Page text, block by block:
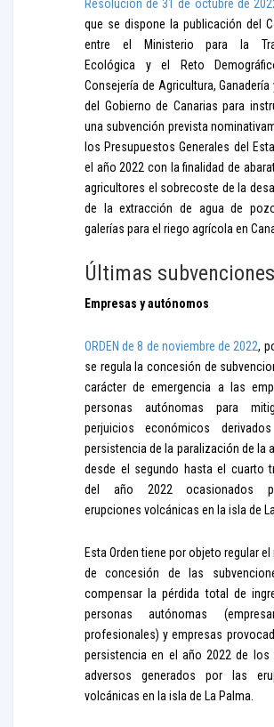
Resolución de 31 de octubre de
que se dispone la publicación del
entre el Ministerio para la
Ecológica y el Reto
Consejería de Agricultura, Ganadería
del Gobierno de Canarias para
una subvención prevista
los Presupuestos Generales del
el año 2022 con la finalidad de
agricultores el sobrecoste de la
de la extracción de agua de
galerías para el riego agrícola en
Últimas subvenciones
Empresas y autónomos
ORDEN de 8 de noviembre de 2022,
se regula la concesión de
carácter de emergencia a las
personas autónomas para
perjuicios económicos
persistencia de la paralización de la
desde el segundo hasta el cuarto
del año 2022 ocasionados
erupciones volcánicas en la isla de
Esta Orden tiene por objeto regular el
de concesión de las
compensar la pérdida total de
personas autónomas
profesionales) y empresas
persistencia en el año 2022 de los
adversos generados por las
volcánicas en la isla de La Palma.